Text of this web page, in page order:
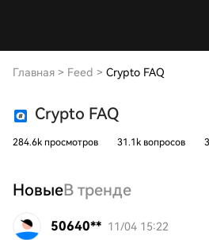
Главная > Feed > Crypto FAQ
Crypto FAQ
284.6k просмотров 31.1k вопросов
НовыеВ тренде
50640** 11/04 15:22